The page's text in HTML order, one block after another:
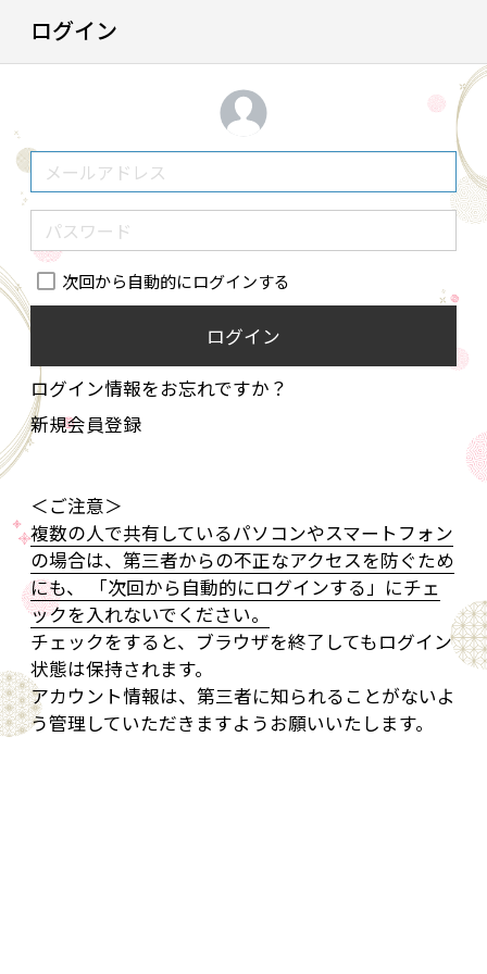
ログイン
次回から自動的にログインする
ログイン
ログイン情報をお忘れですか？
新規会員登録
＜ご注意＞
複数の人で共有しているパソコンやスマートフォン
の場合は、第三者からの不正なアクセスを防ぐため
にも、 「次回から自動的にログインする」にチェ
ックを入れないでください。
チェックをすると、ブラウザを終了してもログイン
状態は保持されます。
アカウント情報は、第三者に知られることがないよ
う管理していただきますようお願いいたします。